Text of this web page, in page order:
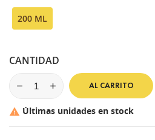
200 ML
CANTIDAD
AL CARRITO
 Últimas unidades en stock